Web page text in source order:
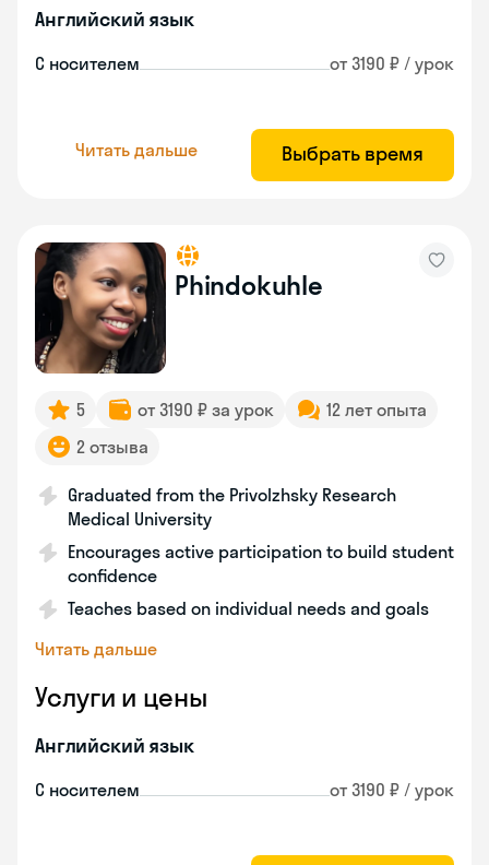
Английский язык
С носителем от 3190 ₽ / урок
Читать дальше Выбрать время
Phindokuhle
5 от 3190 ₽ за урок
12 лет опыта
2 отзыва
Graduated from the Privolzhsky Research
Medical University
Encourages active participation to build student
confidence
Teaches based on individual needs and goals
Читать дальше
Услуги и цены
Английский язык
С носителем от 3190 ₽ / урок